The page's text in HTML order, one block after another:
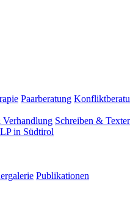
Paarberatung
Schreiben &
in Südtirol
Publikationen